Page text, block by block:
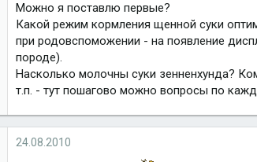
Можно я поставлю первые?
Какой режим кормления щенной суки
при родовспоможении - на появление
породе).
Насколько молочны суки зенненхунда?
т.п. - тут пошагово можно вопросы по
24.08.2010